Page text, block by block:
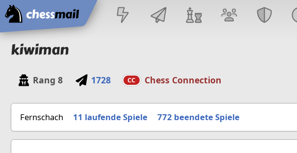
Startseite
kiwiman
Rang 8 1728 CC Chess Connection
Fernschach 11 laufende Spiele 772 beendete Spiele